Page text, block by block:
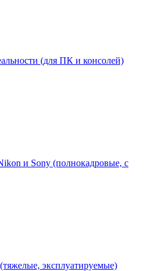
(для ПК и консолей)
и Sony (полнокадровые, с
эксплуатируемые)